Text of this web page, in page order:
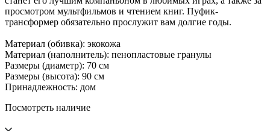
просмотром мультфильмов и чтением книг. Пуфик-
трансформер обязательно прослужит вам долгие годы.
Материал (обивка): экокожа
Материал (наполнитель): пенопластовые гранулы
Размеры (диаметр): 70 см
Размеры (высота): 90 см
Принадлежность: дом
Посмотреть наличие